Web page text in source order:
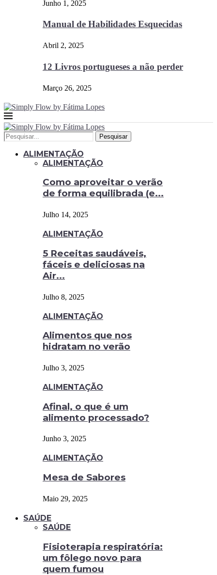
Junho 1, 2025
Manual de Habilidades Esquecidas
Abril 2, 2025
12 Livros portugueses a não perder
Março 26, 2025
Pesquisar
ALIMENTAÇÃO
ALIMENTAÇÃO
Como aproveitar o verão
de forma equilibrada (e...
Julho 14, 2025
ALIMENTAÇÃO
5 Receitas saudáveis,
fáceis e deliciosas na
Air...
Julho 8, 2025
ALIMENTAÇÃO
Alimentos que nos
hidratam no verão
Julho 3, 2025
ALIMENTAÇÃO
Afinal, o que é um
alimento processado?
Junho 3, 2025
ALIMENTAÇÃO
Mesa de Sabores
Maio 29, 2025
SAÚDE
SAÚDE
Fisioterapia respiratória:
um fôlego novo para
quem fumou